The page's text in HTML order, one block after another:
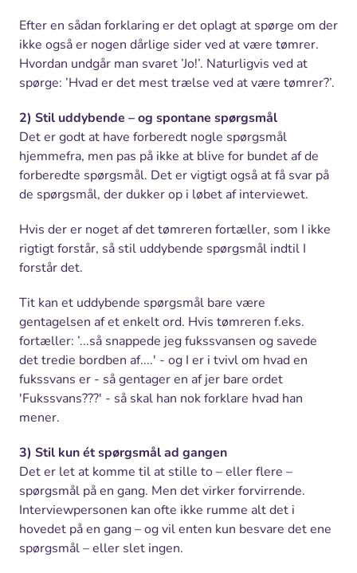
Efter en sådan forklaring er det oplagt at spørge om der
ikke også er nogen dårlige sider ved at være tømrer.
Hvordan undgår man svaret ’Jo!’. Naturligvis ved at
spørge: ’Hvad er det mest trælse ved at være tømrer?’.
2) Stil uddybende – og spontane spørgsmål
Det er godt at have forberedt nogle spørgsmål
hjemmefra, men pas på ikke at blive for bundet af de
forberedte spørgsmål. Det er vigtigt også at få svar på
de spørgsmål, der dukker op i løbet af interviewet.
Hvis der er noget af det tømreren fortæller, som I ikke
rigtigt forstår, så stil uddybende spørgsmål indtil I
forstår det.
Tit kan et uddybende spørgsmål bare være
gentagelsen af et enkelt ord. Hvis tømreren f.eks.
fortæller: ’...så snappede jeg fukssvansen og savede
det tredie bordben af....' - og I er i tvivl om hvad en
fukssvans er - så gentager en af jer bare ordet
'Fukssvans???' - så skal han nok forklare hvad han
mener.
3) Stil kun ét spørgsmål ad gangen
Det er let at komme til at stille to – eller flere –
spørgsmål på en gang. Men det virker forvirrende.
Interviewpersonen kan ofte ikke rumme alt det i
hovedet på en gang – og vil enten kun besvare det ene
spørgsmål – eller slet ingen.